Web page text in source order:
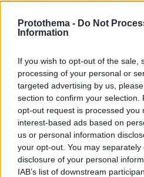
Protothema - Do Not
Information
If you wish to opt-out of the sale,
processing of your personal or
targeted advertising by us,
section to confirm your selection.
opt-out request is processed you
interest-based ads based on
us or personal information
your opt-out. You may
disclosure of your personal
IAB’s list of downstream
Πρόβλημα στον Ολυμπιακό,
Βρσάλικο
03.08.2022, 20:33